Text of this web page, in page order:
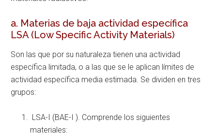
a. Materias de baja actividad específica
LSA (Low Specific Activity Materials)
Son las que por su naturaleza tienen una actividad
específica limitada, o a las que se le aplican límites de
actividad específica media estimada. Se dividen en tres
grupos:
LSA-I (BAE-I ). Comprende los siguientes
materiales: